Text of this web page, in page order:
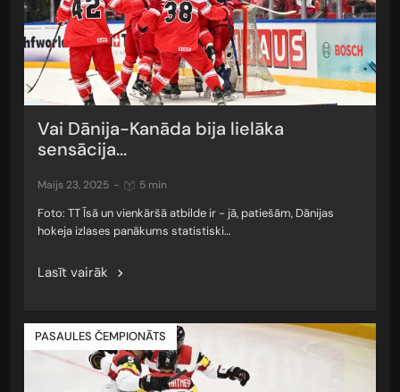
Vai Dānija-Kanāda bija lielāka
sensācija...
maijs 23, 2025 - 5 min
Foto: TT Īsā un vienkāršā atbilde ir - jā, patiešām, Dānijas
hokeja izlases panākums statistiski…
Lasīt vairāk
PASAULES ČEMPIONĀTS